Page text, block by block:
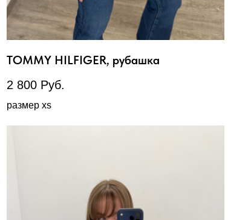
TOMMY HILFIGER, рубашка
2 800 Руб.
размер xs